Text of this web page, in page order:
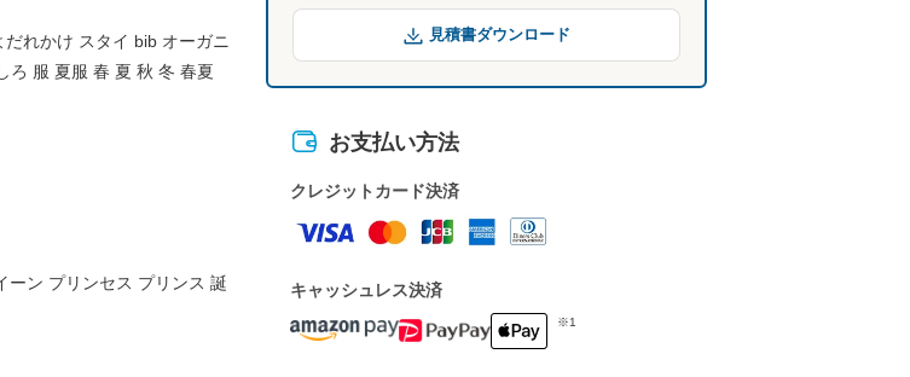
れかけ スタイ bib オーガニ
ろ 服 夏服 春 夏 秋 冬 春夏
ーン プリンセス プリンス 誕
見積書ダウンロード
お支払い方法
クレジットカード決済
キャッシュレス決済
※1